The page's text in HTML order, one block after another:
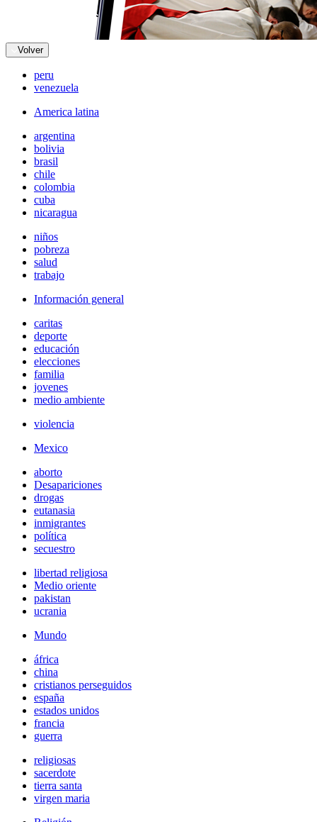
Volver
peru
venezuela
America latina
argentina
bolivia
brasil
chile
colombia
cuba
nicaragua
niños
pobreza
salud
trabajo
Información general
caritas
deporte
educación
elecciones
familia
jovenes
medio ambiente
violencia
Mexico
aborto
Desapariciones
drogas
eutanasia
inmigrantes
política
secuestro
libertad religiosa
Medio oriente
pakistan
ucrania
Mundo
áfrica
china
cristianos perseguidos
españa
estados unidos
francia
guerra
religiosas
sacerdote
tierra santa
virgen maria